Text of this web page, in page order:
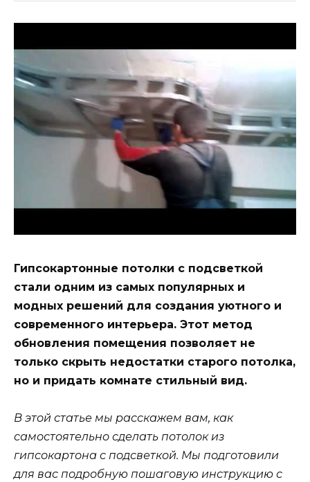
Гипсокартонные потолки с подсветкой
стали одним из самых популярных и
модных решений для создания уютного и
современного интерьера. Этот метод
обновления помещения позволяет не
только скрыть недостатки старого потолка,
но и придать комнате стильный вид.
В этой статье мы расскажем вам, как
самостоятельно сделать потолок из
гипсокартона с подсветкой. Мы подготовили
для вас подробную пошаговую инструкцию с